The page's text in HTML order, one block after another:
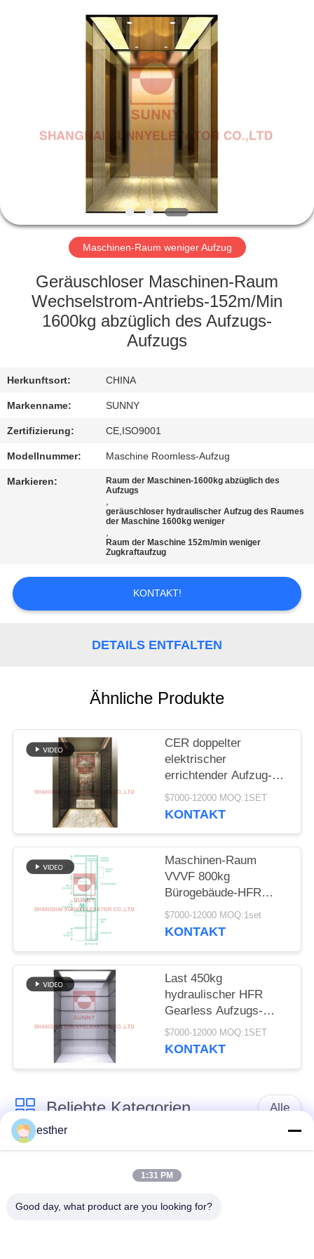
ÜBER
UNS
FABRIK-
AUSFLUG
QUALITÄTSKONTROLLE
TRETEN
SIE
MIT
UNS
IN
VERBINDUNG
Maschinen-Raum weniger Aufzug
Geräuschloser Maschinen-Raum
Wechselstrom-Antriebs-152m/Min
1600kg abzüglich des Aufzugs-
Aufzugs
Herkunftsort: CHINA
Markenname: SUNNY
Zertifizierung: CE,ISO9001
Modellnummer: Maschine Roomless-Aufzug
Markieren:
Raum der Maschinen-1600kg abzüglich des
Aufzugs
,
geräuschloser hydraulischer Aufzug des Raumes
der Maschine 1600kg weniger
,
Raum der Maschine 152m/min weniger
Zugkraftaufzug
KONTAKT!
DETAILS ENTFALTEN
Ähnliche Produkte
CER doppelter
elektrischer
errichtender Aufzug-
Aufzug des Tür-
Messer-1600kg HFR
$7000-12000 MOQ:1SET
KONTAKT
Maschinen-Raum
VVVF 800kg
Bürogebäude-HFR
nach Hause abzüglich
des Aufzugs
$7000-12000 MOQ:1set
KONTAKT
Last 450kg
hydraulischer HFR
Gearless Aufzugs-
Aufzug PVC-Boden-
VVVF
$7000-12000 MOQ:1SET
KONTAKT
Beliebte Kategorien Alle
Maschinen-Raum
weniger Aufzug
Panoramischer
esther
1:31 PM
Good day, what product are you looking for?